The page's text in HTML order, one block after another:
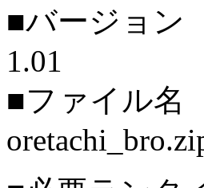
■バージョン
1.01
■ファイル名